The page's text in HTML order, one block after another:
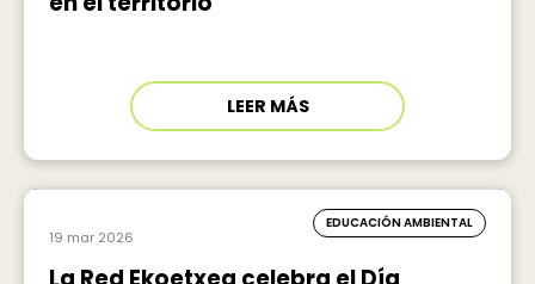
LEER MÁS
19 mar 2026
EDUCACIÓN AMBIENTAL